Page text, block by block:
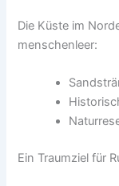
Die Küste im
menschenleer:
Ein Traumziel für